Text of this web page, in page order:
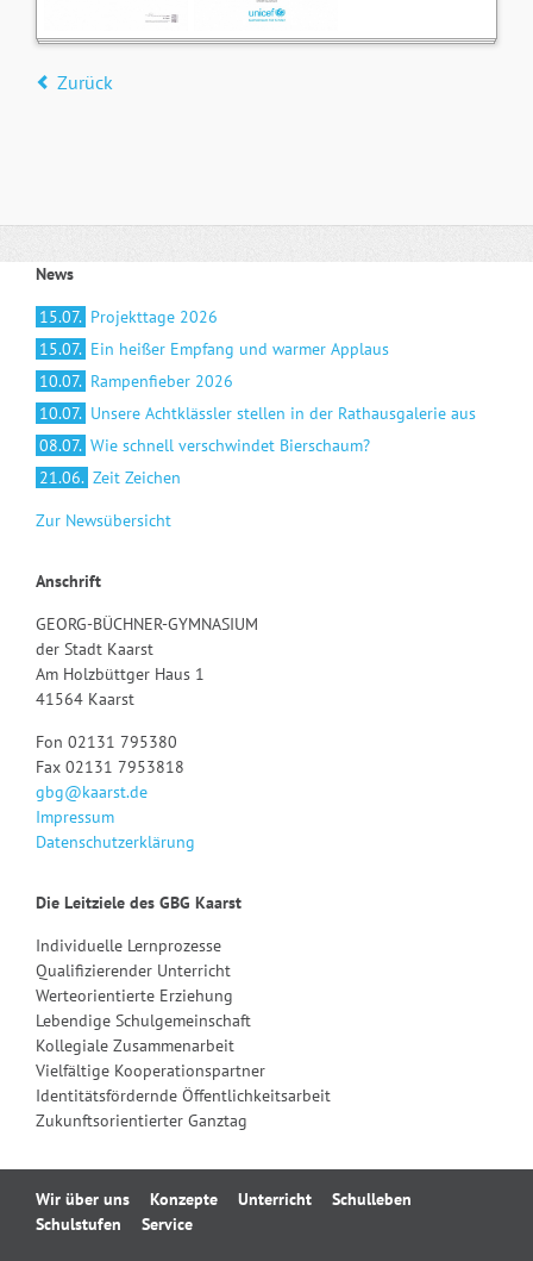
Zurück
News
15.07. Projekttage 2026
15.07. Ein heißer Empfang und warmer Applaus
10.07. Rampenfieber 2026
10.07. Unsere Achtklässler stellen in der Rathausgalerie aus
08.07. Wie schnell verschwindet Bierschaum?
21.06. Zeit Zeichen
Zur Newsübersicht
Anschrift
GEORG-BÜCHNER-GYMNASIUM
der Stadt Kaarst
Am Holzbüttger Haus 1
41564 Kaarst
Fon 02131 795380
Fax 02131 7953818
gbg@kaarst.de
Impressum
Datenschutzerklärung
Die Leitziele des GBG Kaarst
Individuelle Lernprozesse
Qualifizierender Unterricht
Werteorientierte Erziehung
Lebendige Schulgemeinschaft
Kollegiale Zusammenarbeit
Vielfältige Kooperationspartner
Identitätsfördernde Öffentlichkeitsarbeit
Zukunftsorientierter Ganztag
Navigation
überspringen
Wir über uns Konzepte Unterricht
Schulleben
Schulstufen
Service